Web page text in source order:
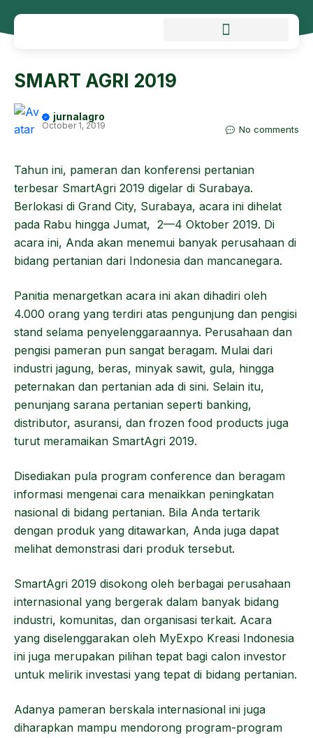
SMART AGRI 2019
jurnalagro
October 1, 2019 No comments
Tahun ini, pameran dan konferensi pertanian
terbesar SmartAgri 2019 digelar di Surabaya.
Berlokasi di Grand City, Surabaya, acara ini dihelat
pada Rabu hingga Jumat, 2—4 Oktober 2019. Di
acara ini, Anda akan menemui banyak perusahaan di
bidang pertanian dari Indonesia dan mancanegara.
Panitia menargetkan acara ini akan dihadiri oleh
4.000 orang yang terdiri atas pengunjung dan pengisi
stand selama penyelenggaraannya. Perusahaan dan
pengisi pameran pun sangat beragam. Mulai dari
industri jagung, beras, minyak sawit, gula, hingga
peternakan dan pertanian ada di sini. Selain itu,
penunjang sarana pertanian seperti banking,
distributor, asuransi, dan frozen food products juga
turut meramaikan SmartAgri 2019.
Disediakan pula program conference dan beragam
informasi mengenai cara menaikkan peningkatan
nasional di bidang pertanian. Bila Anda tertarik
dengan produk yang ditawarkan, Anda juga dapat
melihat demonstrasi dari produk tersebut.
SmartAgri 2019 disokong oleh berbagai perusahaan
internasional yang bergerak dalam banyak bidang
industri, komunitas, dan organisasi terkait. Acara
yang diselenggarakan oleh MyExpo Kreasi Indonesia
ini juga merupakan pilihan tepat bagi calon investor
untuk melirik investasi yang tepat di bidang pertanian.
Adanya pameran berskala internasional ini juga
diharapkan mampu mendorong program-program